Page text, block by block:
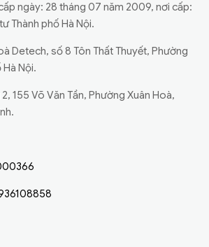
ngày: 28 tháng 07 năm 2009, nơi cấp:
Thành phố Hà Nội.
Detech, số 8 Tôn Thất Thuyết, Phường
Hà Nội.
155 Võ Văn Tần, Phường Xuân Hoà,